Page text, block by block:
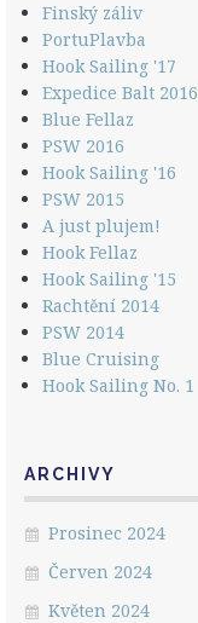
Finský záliv
PortuPlavba
Hook Sailing '17
Expedice Balt 2016
Blue Fellaz
PSW 2016
Hook Sailing '16
PSW 2015
A just plujem!
Hook Fellaz
Hook Sailing '15
Rachtění 2014
PSW 2014
Blue Cruising
Hook Sailing No. 1
ARCHIVY
Prosinec 2024
Červen 2024
Květen 2024